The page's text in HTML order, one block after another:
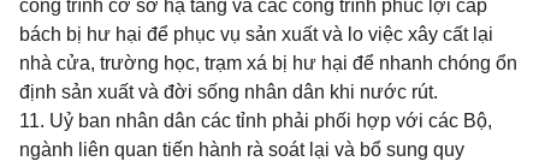
công trình cơ sở hạ tầng và các công trình phúc lợi cấp
bách bị hư hại để phục vụ sản xuất và lo việc xây cất lại
nhà cửa, trường học, trạm xá bị hư hại để nhanh chóng ổn
định sản xuất và đời sống nhân dân khi nước rút.
11. Uỷ ban nhân dân các tỉnh phải phối hợp với các Bộ,
ngành liên quan tiến hành rà soát lại và bổ sung quy